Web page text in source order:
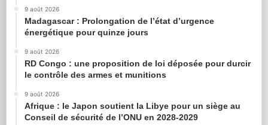
9 août 2026
Madagascar : Prolongation de l’état d’urgence
énergétique pour quinze jours
9 août 2026
RD Congo : une proposition de loi déposée pour durcir
le contrôle des armes et munitions
9 août 2026
Afrique : le Japon soutient la Libye pour un siège au
Conseil de sécurité de l’ONU en 2028-2029